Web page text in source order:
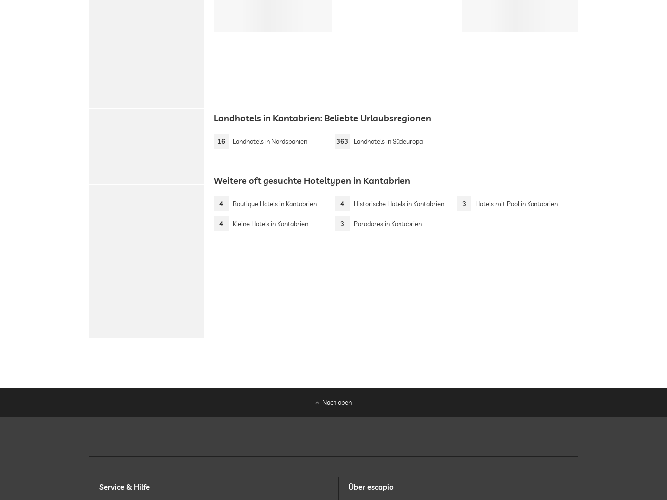
Landhotels in Kantabrien: Beliebte Urlaubsregionen
16 Landhotels in Nordspanien 363 Landhotels in Südeuropa
Weitere oft gesuchte Hoteltypen in Kantabrien
4 Boutique Hotels in Kantabrien 4 Historische Hotels in Kantabrien 3 Hotels mit Pool in Kantabrien
4 Kleine Hotels in Kantabrien 3 Paradores in Kantabrien
Nach oben
Service & Hilfe Über escapio